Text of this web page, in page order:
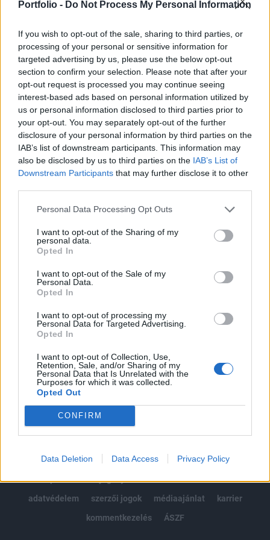
Portfolio - Do Not Process My Personal Information
If you wish to opt-out of the sale, sharing to third parties, or
processing of your personal or sensitive information for
targeted advertising by us, please use the below opt-out
section to confirm your selection. Please note that after your
opt-out request is processed you may continue seeing
interest-based ads based on personal information utilized by
us or personal information disclosed to third parties prior to
your opt-out. You may separately opt-out of the further
disclosure of your personal information by third parties on the
IAB’s list of downstream participants. This information may
also be disclosed by us to third parties on the IAB’s List of
Downstream Participants that may further disclose it to other
Personal Data Processing Opt Outs
I want to opt-out of the Sharing of my
personal data.
Opted In
I want to opt-out of the Sale of my
Personal Data.
Opted In
I want to opt-out of processing my
Personal Data for Targeted Advertising.
Opted In
I want to opt-out of Collection, Use,
Retention, Sale, and/or Sharing of my
Personal Data that Is Unrelated with the
Purposes for which it was collected.
Opted Out
CONFIRM
Data Deletion Data Access Privacy Policy
és a Nyugat számos büntető intézkedést vezetett
A londoni Markit Economics gazdaságkutató intézet
márciusi szolgáltatóipari beszerzésimendzser-indexe (BMI)
38,1 pontra esett a februári 52,1 pontról. "A legfrissebb
adatok az orosz szolgáltatóipari szektorban az üzleti
aktivitás markáns visszaesését mutatják, ami ellentétben
áll az előző időszakban tapasztalt szerény bővüléssel" -
jegyzi meg a Markit. Márciusban az orosz...
KEDVES OLVASÓNK!
A keresett cikk a portfolio.hu hírarchívumához
tartozik, melynek olvasása előfizetéses
Az előfizetés a következőket tartalmazza:
Kötéslisták: BÉT elmúlt 2 év napon belüli
kötéslistái
Előfizetés
MÁR ELŐFIZETŐNK VAGY?BEJELENTKEZÉS
© 2026 Portfolio
impresszum
jogi nyilatkozat
süti beállítások
adatvédelem
szerzői jogok médiaajánlat
karrier
kommentkezelés
ÁSZF